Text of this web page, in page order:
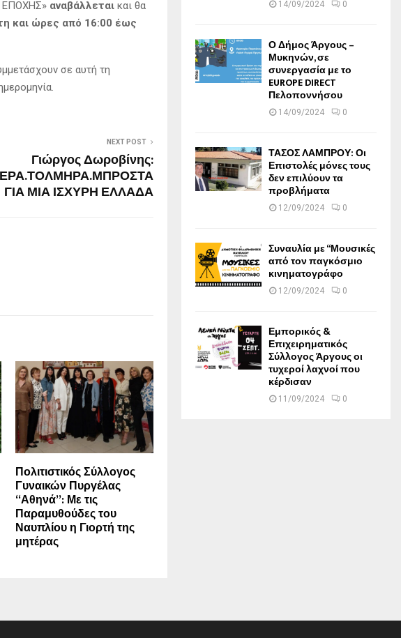
ΕΠΟΧΗΣ» αναβάλλεται και θα
και ώρες από 16:00 έως
σε αυτή τη
NEXT POST
Γιώργος Δωροβίνης:
ΓΙΑ ΜΙΑ ΙΣΧΥΡΗ ΕΛΛΑΔΑ
Πολιτιστικός Σύλλογος
Γυναικών Πυργέλας
“Αθηνά”: Με τις
Παραμυθούδες του
Ναυπλίου η Γιορτή της
μητέρας
14/09/2024 0
Ο Δήμος Άργους –
Μυκηνών, σε
συνεργασία με το
EUROPE DIRECT
Πελοποννήσου
14/09/2024 0
ΤΑΣΟΣ ΛΑΜΠΡΟΥ: Οι
Επιστολές μόνες τους
δεν επιλύουν τα
προβλήματα
12/09/2024 0
Συναυλία με “Μουσικές
από τον παγκόσμιο
κινηματογράφο
12/09/2024 0
Εμπορικός &
Επιχειρηματικός
Σύλλογος Άργους οι
τυχεροί λαχνοί που
κέρδισαν
11/09/2024 0